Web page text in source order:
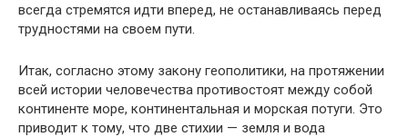
всегда стремятся идти вперед, не останавливаясь перед
трудностями на своем пути.
Итак, согласно этому закону геополитики, на протяжении
всей истории человечества противостоят между собой
континенте море, континентальная и морская потуги. Это
приводит к тому, что две стихии — земля и вода